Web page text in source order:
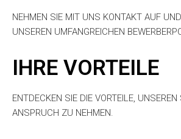
NEHMEN SIE MIT UNS KONTAKT AUF
UNSEREN UMFANGREICHEN
IHRE VORTEILE
ENTDECKEN SIE DIE VORTEILE, UNSEREN
ANSPRUCH ZU NEHMEN.